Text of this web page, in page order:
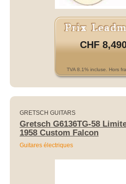
CHF
TVA 8.1% incluse. Hors
GRETSCH GUITARS
Gretsch G6136TG-58
1958 Custom Falcon
Guitares électriques